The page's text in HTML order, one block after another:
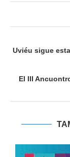
Uviéu sigue
El III